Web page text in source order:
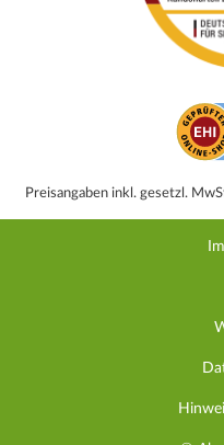
Preisangaben inkl. gesetzl.